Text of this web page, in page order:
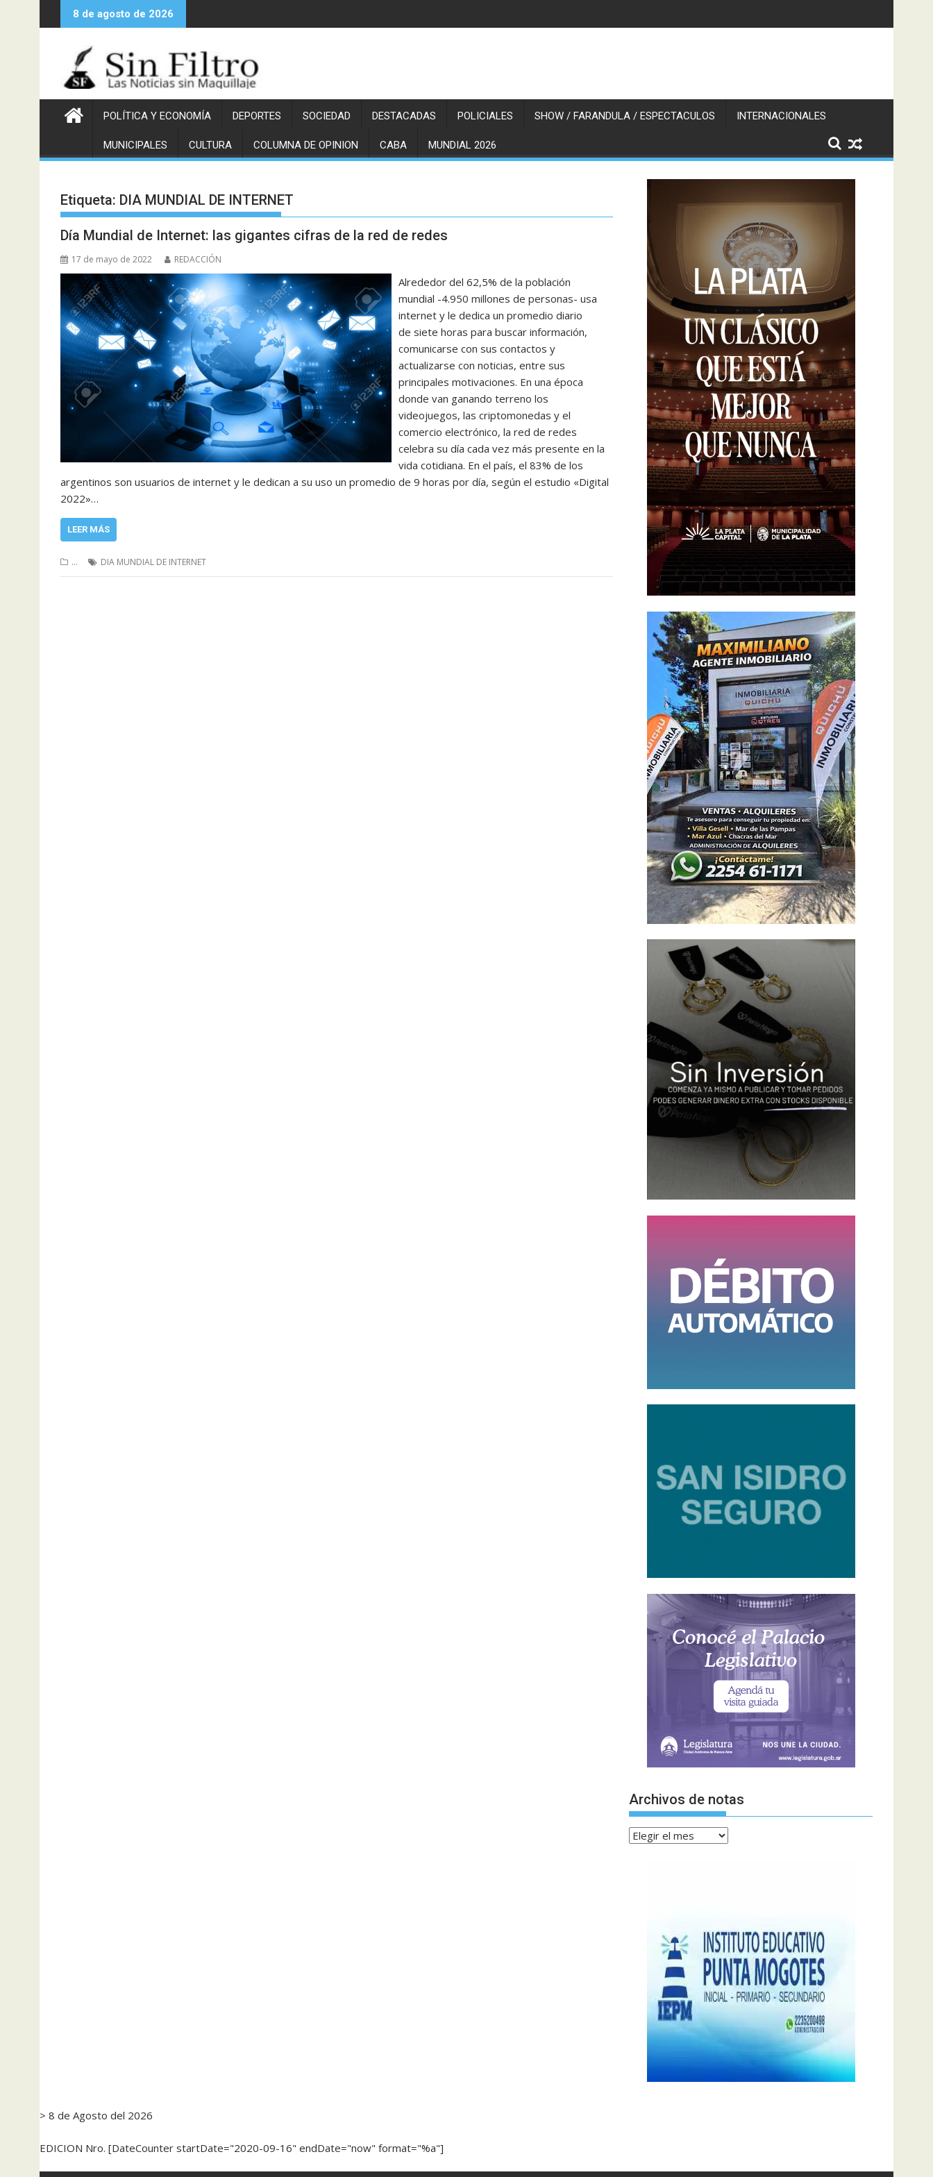
al
8 de agosto de 2026
POLÍTICA Y ECONOMÍA DEPORTES SOCIEDAD DESTACADAS POLICIALES SHOW / FARANDULA / ESPECTACULOS INTERNACIONALES
MUNICIPALES CULTURA COLUMNA DE OPINION CABA MUNDIAL 2026
Etiqueta: DIA MUNDIAL DE INTERNET
Día Mundial de Internet: las gigantes cifras de la red de redes
17 de mayo de 2022 REDACCIÓN
Alrededor del 62,5% de la población
mundial -4.950 millones de personas- usa
internet y le dedica un promedio diario
de siete horas para buscar información,
comunicarse con sus contactos y
actualizarse con noticias, entre sus
principales motivaciones. En una época
donde van ganando terreno los
videojuegos, las criptomonedas y el
comercio electrónico, la red de redes
celebra su día cada vez más presente en la
vida cotidiana. En el país, el 83% de los
argentinos son usuarios de internet y le dedican a su uso un promedio de 9 horas por día, según el estudio «Digital
2022»…
LEER MÁS
... DIA MUNDIAL DE INTERNET
Archivos de notas
Archivos
> 8 de Agosto del 2026
EDICION Nro. [DateCounter startDate="2020-09-16" endDate="now" format="%a"]